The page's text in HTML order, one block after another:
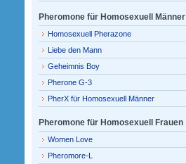
Pheromone für Homosexuell Männer
Homosexuell Pherazone
Liebe den Mann
Geheimnis Boy
Pherone G-3
PherX für Homosexuell Männer
Pheromone für Homosexuell Frauen
Women Love
Pheromore-L